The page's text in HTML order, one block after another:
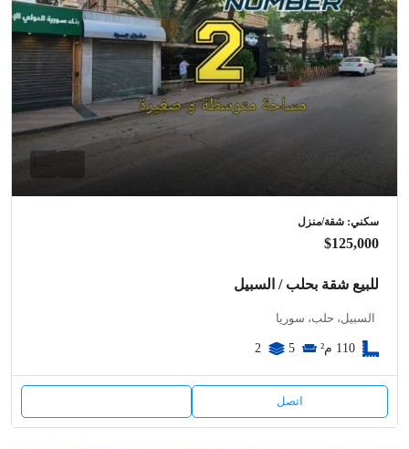
سكني: شقة/منزل
$125,000
للبيع شقة بحلب / السبيل
السبيل، حلب، سوريا
110 م² 5
2
اتصل